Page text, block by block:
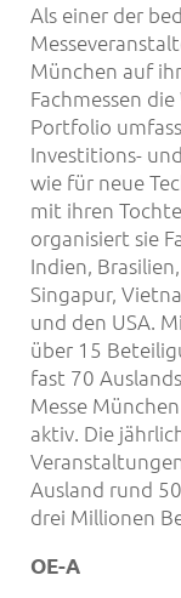
Als einer der
München auf
Fachmessen
Portfolio
Investitions-
wie für neue
mit ihren
organisiert sie
Indien,
Singapur,
und den USA.
über 15
fast 70
Messe
aktiv. Die
Ausland rund
drei Millionen
OE-A